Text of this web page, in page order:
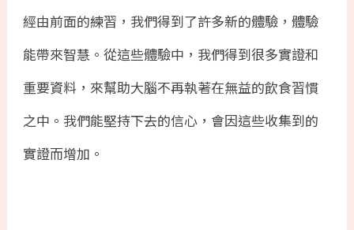
經由前面的練習，我們得到了許多新的體驗，體驗
能帶來智慧。從這些體驗中，我們得到很多實證和
重要資料，來幫助大腦不再執著在無益的飲食習慣
之中。我們能堅持下去的信心，會因這些收集到的
實證而增加。